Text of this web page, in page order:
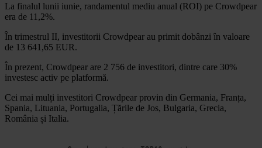
La finalul lunii iunie, randamentul mediu anual (ROI) pe Crowdpear
era de 11,2%.
În trimestrul II, investitorii Crowdpear au primit dobânzi în valoare
de 13 641,65 EUR.
În prezent, Crowdpear are 2 756 de investitori, dintre care 30%
investesc activ pe platformă.
Cei mai mulți investitori Crowdpear provin din Germania, Franța,
Spania, Lituania, Portugalia, Țările de Jos, Bulgaria, Grecia,
România și Italia.